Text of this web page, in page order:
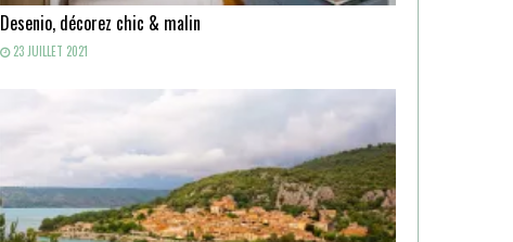
Desenio, décorez chic & malin
23 JUILLET 2021